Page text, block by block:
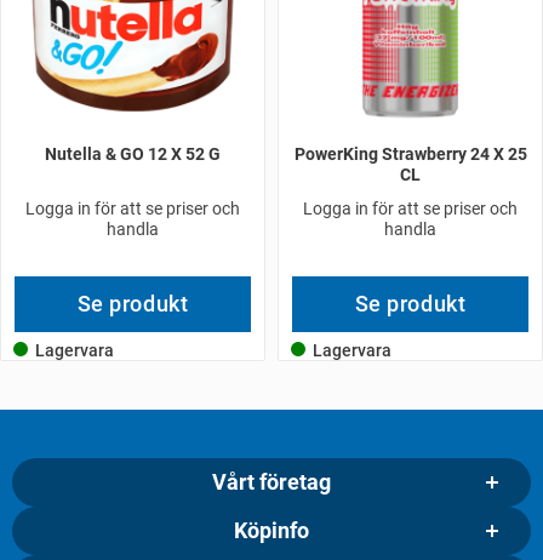
Nutella & GO 12 X 52 G
Logga in för att se priser och
handla
Se produkt
Lagervara
PowerKing Strawberry 24 X 25
CL
Logga in för att se priser och
handla
Se produkt
Lagervara
Vårt företag
Köpinfo